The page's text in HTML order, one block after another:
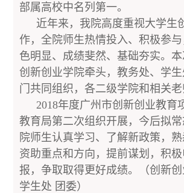
部属高校中名列第一。
近年来，我院高度重视大学生
作，全院师生热情投入、积极参
色明显、成绩斐然、基础夯实。
创新创业学院牵头，教务处、学
门共同组织，各二级学院和相关老
2018年度广州市创新创业教育
教育局第二次组织开展，今后拟
院师生认真学习、了解新政策，
资助重点和方向，提前谋划，积
报，争取取得更好成绩。（创新
学生处 团委）